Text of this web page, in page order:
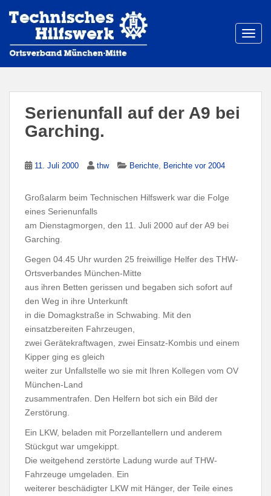
Serienunfall auf der A9 bei
Garching.
11. Juli 2000 thw Berichte Berichte vor 2004
Großalarm beim Technischen Hilfswerk war die Folge
eines Serienunfalls
am Dienstagmorgen, den 11. Juli 2000 auf der A9 bei
Garching.
Gegen 04.45 Uhr wurden 25 freiwillige Helfer des THW-
Ortsverbandes München-Mitte
aus ihren Betten gerissen und begaben sich sofort auf
den Weg in ihre Unterkunft
in die Domagkstraße in Schwabing. Mit den
einsatzbereiten Fahrzeugen,
zwei Gerätekraftwagen, zwei Einsatz-Kombis und einem
Kipper ging es gleich
weiter zur Unfallstelle wo sie mit Ihren Kollegen vom OV
München-Land
zusammentrafen. Den Helfern bot sich ein Bild der
Zerstörung.
Ein LKW, beladen mit Porzellantellern und anderem
Stückgut war umgekippt.
Die weitgehend zerstörte Ladung wurde auf THW-
Fahrzeuge umgeladen. Ein
weiterer beschädigter LKW mit Hänger, der Teile eines